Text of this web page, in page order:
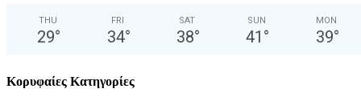
THU
29°
FRI
34°
SAT
38°
SUN
41 °
MON
39°
Κορυφαίες Κατηγορίες